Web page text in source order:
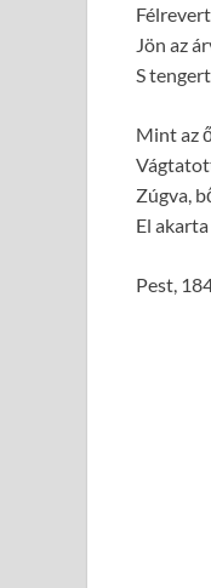
Jön az
S
Mint az
Zúgva,
El
Pest,